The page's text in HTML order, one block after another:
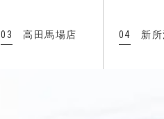
03 高田馬場店 04 新所